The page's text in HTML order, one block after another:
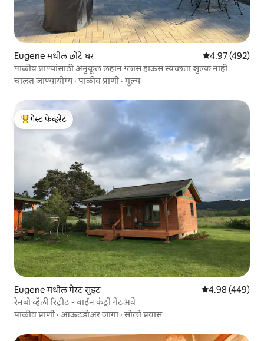
Eugene मधील छोटे घर 5 पैकी 4.97
4.97 (492)
पाळीव प्राण्यांसाठी अनुकूल लहान ग्लास हाऊस स्वच्छता शुल्क नाही
चालत जाण्यायोग्य·पाळीव प्राणी ·मूल्य
टॉप गेस्ट फेव्हरेट
गेस्ट फेव्हरेट
Eugene मधील गेस्ट सुइट 5 पैकी 4.98
4.98 (449)
रेनबो व्हॅली रिट्रीट - वाईन कंट्री गेटअवे
पाळीव प्राणी · आऊटडोअर जागा ·सोलो प्रवास